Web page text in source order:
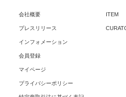
会社概要
プレスリリース
インフォメーション
会員登録
マイページ
プライバシーポリシー
ITEM